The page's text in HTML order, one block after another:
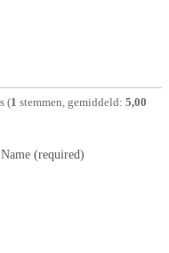
(1 stemmen, gemiddeld: 5,00
Name (required)